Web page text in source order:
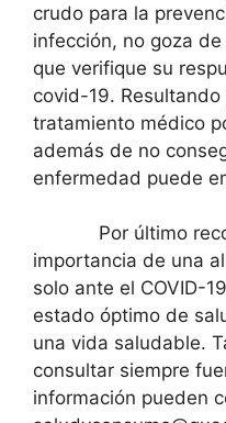
crudo para la
infección, no goza
que verifique su
covid-19.
tratamiento médico
además de no
enfermedad puede
Por último
importancia de una
solo ante el COVID-
estado óptimo de
una vida saludable.
consultar siempre
información pueden